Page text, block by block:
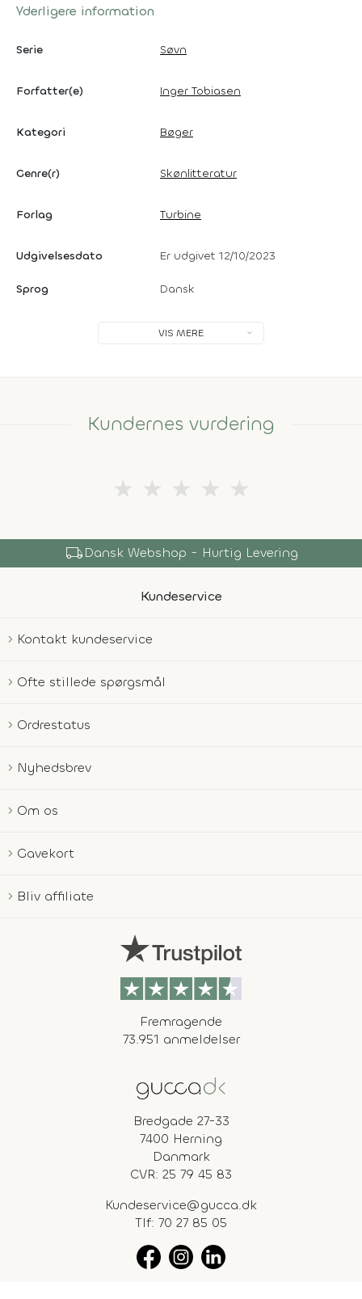
Yderligere information
Serie Søvn
Forfatter(e) Inger Tobiasen
Kategori Bøger
Genre(r) Skønlitteratur
Forlag Turbine
Udgivelsesdato Er udgivet 12/10/2023
Sprog Dansk
VIS MERE
Kundernes vurdering
★ ★ ★ ★ ★
local_shippingDansk Webshop - Hurtig Levering
Kundeservice
Kontakt kundeservice
Ofte stillede spørgsmål
Ordrestatus
Nyhedsbrev
Om os
Gavekort
Bliv affiliate
Fremragende
73.951 anmeldelser
Bredgade 27-33
7400 Herning
Danmark
CVR: 25 79 45 83
Kundeservice@gucca.dk
Tlf: 70 27 85 05